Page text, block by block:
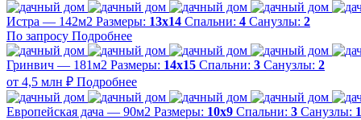
Истра — 142м2 Размеры: 13х14 Спальни: 4 Санузлы: 2
По запросу Подробнее
Гринвич — 181м2 Размеры: 14х15 Спальни: 3 Санузлы: 2
от 4,5 млн ₽ Подробнее
Европейская дача — 90м2 Размеры: 10х9 Спальни: 3 Санузлы: 1